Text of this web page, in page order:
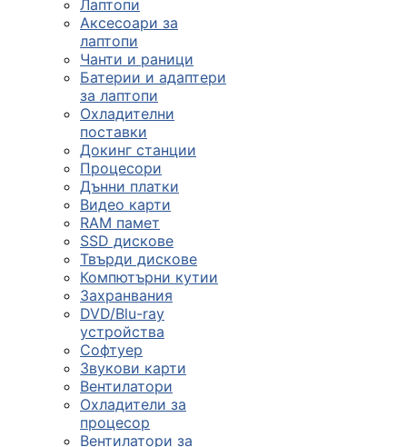
Лаптопи
Аксесоари за
лаптопи
Чанти и раници
Батерии и адаптери
за лаптопи
Охладителни
поставки
Докинг станции
Процесори
Дънни платки
Видео карти
RAM памет
SSD дискове
Твърди дискове
Компютърни кутии
Захранвания
DVD/Blu-ray
устройства
Софтуер
Звукови карти
Вентилатори
Охладители за
процесор
Вентилатори за